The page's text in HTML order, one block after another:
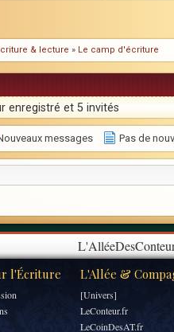
& lecture » Le camp d'écriture
enregistré et 5 invités
messages Pas de
l'Écriture L'Allée &
[Univers]
LeConteur.fr
LeCoinDesAT.fr